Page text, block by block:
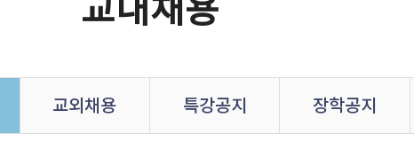
교내채용
교외채용 특강공지 장학공지